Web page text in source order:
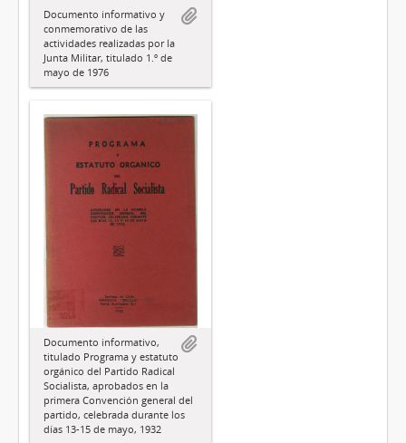
Documento informativo y
conmemorativo de las
actividades realizadas por la
Junta Militar, titulado 1.º de
mayo de 1976
Documento informativo,
titulado Programa y estatuto
orgánico del Partido Radical
Socialista, aprobados en la
primera Convención general del
partido, celebrada durante los
días 13-15 de mayo, 1932